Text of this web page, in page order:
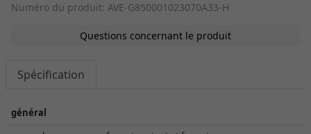
Numéro du produit: AVE-G850001023070A33-H
Questions concernant le produit
Spécification
général